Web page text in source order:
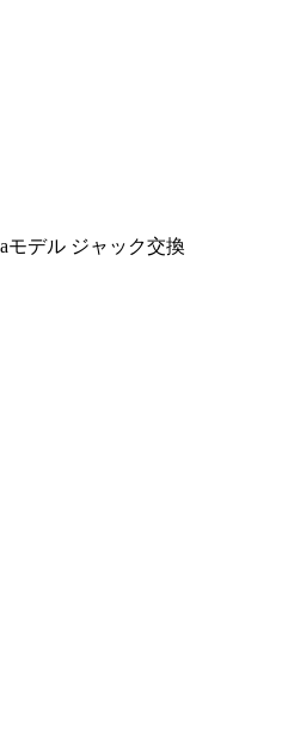
モデル ジャック交換